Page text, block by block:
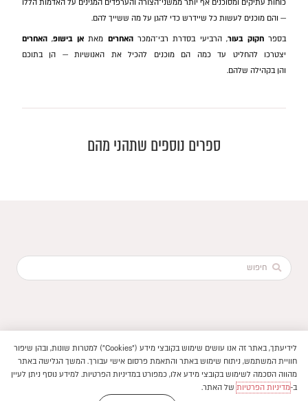
כוחות עתיקים ומסוכנים אף יותר ממשני־הצורה והערפדים המגינים על האדמות הללו
— והם מוכנים לעשות כל שיידרש כדי להגן על מה ששייך להם.
בספרחקוק בעור, הרביעי בסדרת רבי־המכרהאחרים מאתאן בישופ, האחרים
יצטרכו להחליט עד כמה הם מוכנים להכיל את האנושיות — הן בתוכם
והן בקהילה שלהם.
ספרים נוספים שתהני מהם
Search
...
2026 © ספרים בעלמא || כל
הזכויות שמורות
תנאי שימוש באתר
הוקם ב ❤ על ידי –לימונדה 2.0
–פיתוח חנויות ואתרי תוכן
לידיעתך, באתר זה אנו עושים שימוש בקובצי מידע ("Cookies") למטרות שונות, ובהן שיפור
חוויית המשתמש, ניתוח שימוש באתר והתאמת פרסום אישי עבורך. המשך הגלישה באתר
מהווה הסכמה לשימוש בקובצי מידע אלו, כמפורט במדיניות הפרטיות. למידע נוסף ניתן לעיין
ב-מדיניות הפרטיותשל האתר.